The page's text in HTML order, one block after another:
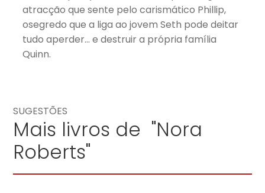
atracção que sente pelo carismático Phillip,
osegredo que a liga ao jovem Seth pode deitar
tudo aperder… e destruir a própria família
Quinn.
SUGESTÕES
Mais livros de "Nora
Roberts"